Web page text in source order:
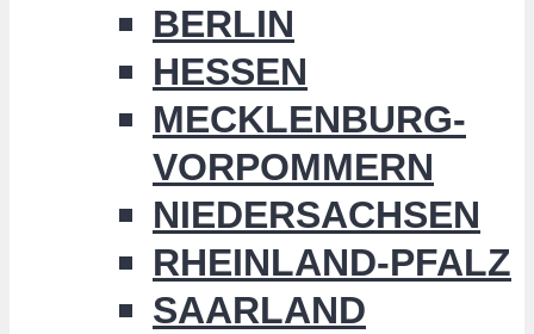
BERLIN
HESSEN
MECKLENBURG-
VORPOMMERN
NIEDERSACHSEN
RHEINLAND-PFALZ
SAARLAND